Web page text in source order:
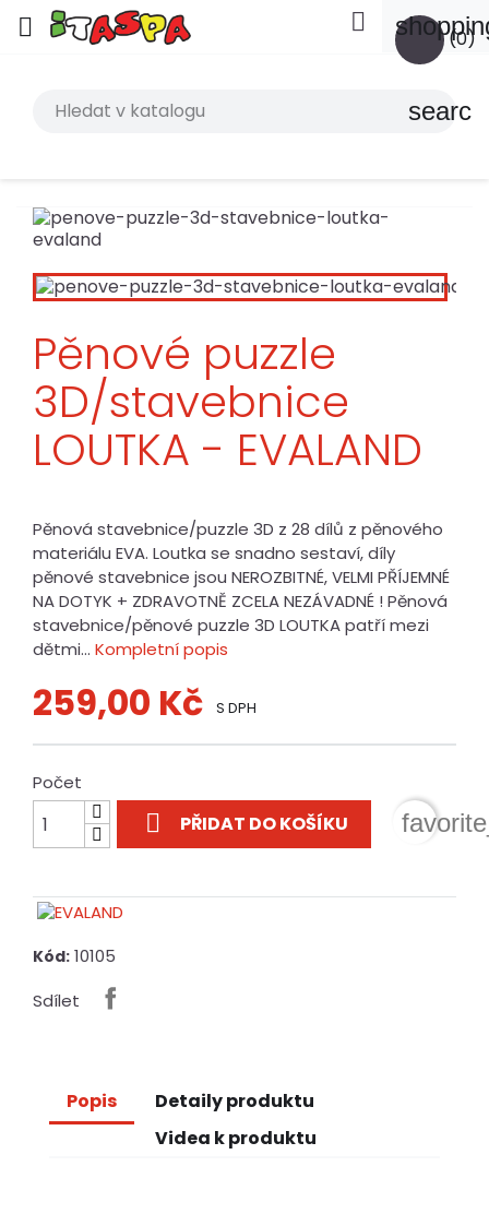
 (0)

search
Pěnové puzzle
3D/stavebnice
LOUTKA - EVALAND
Pěnová stavebnice/puzzle 3D z 28 dílů z pěnového
materiálu EVA. Loutka se snadno sestaví, díly
pěnové stavebnice jsou NEROZBITNÉ, VELMI PŘÍJEMNÉ
NA DOTYK + ZDRAVOTNĚ ZCELA NEZÁVADNÉ ! Pěnová
stavebnice/pěnové puzzle 3D LOUTKA patří mezi
dětmi... Kompletní popis
259,00 Kč S DPH
Počet
 PŘIDAT DO KOŠÍKU
Kód: 10105
Sdílet
Popis
Detaily produktu
Videa k produktu